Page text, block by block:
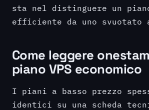
sta nel distinguere un
efficiente da uno
Come leggere
piano VPS economico
I piani a basso prezzo
identici su una scheda